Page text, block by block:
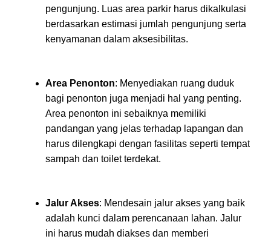
pengunjung. Luas area parkir harus dikalkulasi
berdasarkan estimasi jumlah pengunjung serta
kenyamanan dalam aksesibilitas.
Area Penonton: Menyediakan ruang duduk
bagi penonton juga menjadi hal yang penting.
Area penonton ini sebaiknya memiliki
pandangan yang jelas terhadap lapangan dan
harus dilengkapi dengan fasilitas seperti tempat
sampah dan toilet terdekat.
Jalur Akses: Mendesain jalur akses yang baik
adalah kunci dalam perencanaan lahan. Jalur
ini harus mudah diakses dan memberi